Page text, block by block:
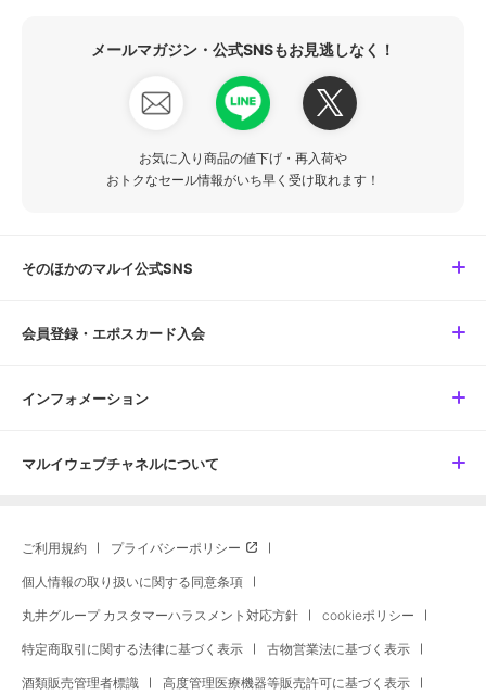
メールマガジン・公式SNSもお見逃しなく！
お気に入り商品の値下げ・再入荷や
おトクなセール情報がいち早く受け取れます！
そのほかのマルイ公式SNS
会員登録・エポスカード入会
インフォメーション
マルイウェブチャネルについて
ご利用規約 プライバシーポリシー
個人情報の取り扱いに関する同意条項
丸井グループ カスタマーハラスメント対応方針 cookieポリシー
特定商取引に関する法律に基づく表示 古物営業法に基づく表示
酒類販売管理者標識 高度管理医療機器等販売許可に基づく表示